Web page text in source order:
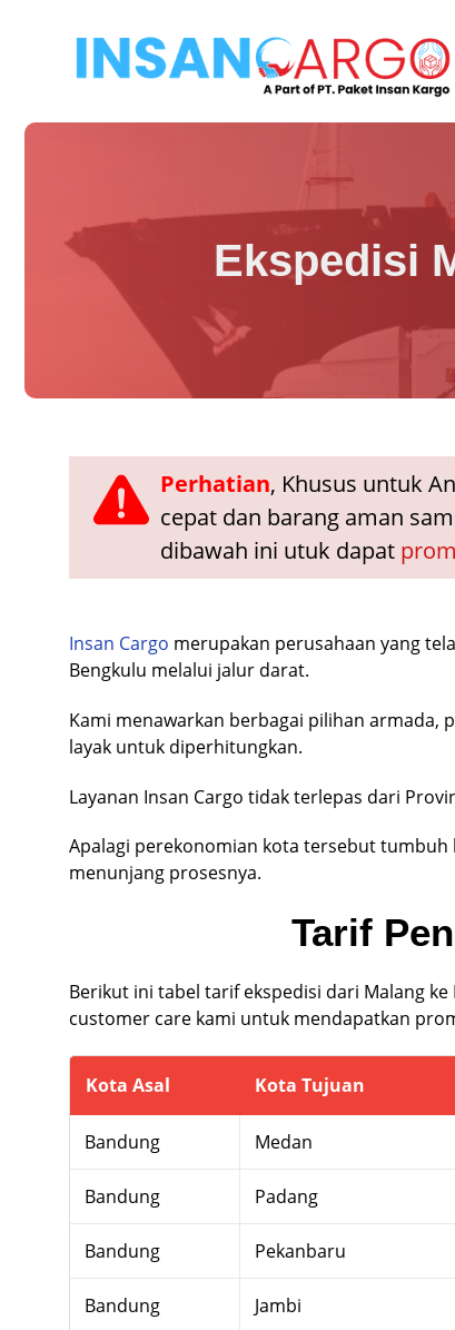
Ekspedisi
Perhatian, Khusus untuk
cepat dan barang aman
dibawah ini utuk dapat
Insan Cargo merupakan perusahaan yang
Bengkulu melalui jalur darat.
Kami menawarkan berbagai pilihan armada,
layak untuk diperhitungkan.
Layanan Insan Cargo tidak terlepas dari
Apalagi perekonomian kota tersebut tumbuh
menunjang prosesnya.
Tarif
Berikut ini tabel tarif ekspedisi dari Malang
customer care kami untuk mendapatkan
Kota Asal Kota Tujuan
Bandung Medan
Bandung Padang
Bandung Pekanbaru
Bandung Jambi